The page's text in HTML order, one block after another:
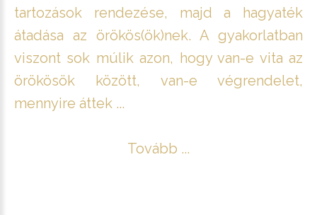
tartozások rendezése, majd a hagyaték
átadása az örökös(ök)nek. A gyakorlatban
viszont sok múlik azon, hogy van-e vita az
örökösök között, van-e végrendelet,
mennyire áttek ...
Tovább ...